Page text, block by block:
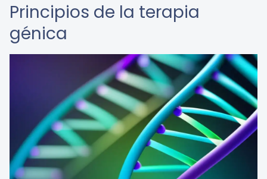
Principios de la terapia
génica